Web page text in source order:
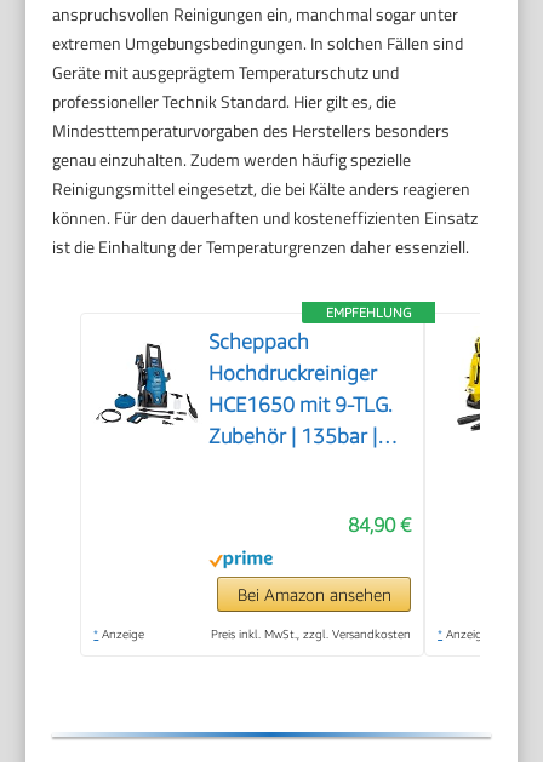
anspruchsvollen Reinigungen ein, manchmal sogar unter
extremen Umgebungsbedingungen. In solchen Fällen sind
Geräte mit ausgeprägtem Temperaturschutz und
professioneller Technik Standard. Hier gilt es, die
Mindesttemperaturvorgaben des Herstellers besonders
genau einzuhalten. Zudem werden häufig spezielle
Reinigungsmittel eingesetzt, die bei Kälte anders reagieren
können. Für den dauerhaften und kosteneffizienten Einsatz
ist die Einhaltung der Temperaturgrenzen daher essenziell.
EMPFEHLUNG
Scheppach
Hochdruckreiniger
HCE1650 mit 9-TLG.
Zubehör | 135bar |
max. Fördermenge:
408 L/h | Quick
Connect System |
Ansaugfunktion &
84,90 €
Bei Amazon ansehen
* Anzeige Preis inkl. MwSt., zzgl. Versandkosten * Anzeige